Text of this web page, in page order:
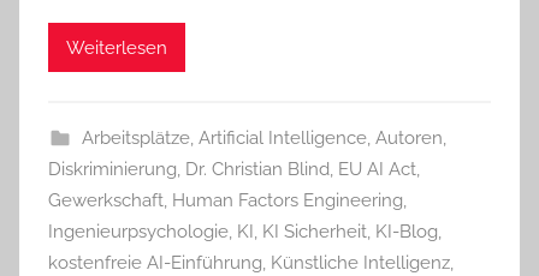
Weiterlesen
Arbeitsplätze, Artificial Intelligence, Autoren,
Diskriminierung, Dr. Christian Blind, EU AI Act,
Gewerkschaft, Human Factors Engineering,
Ingenieurpsychologie, KI, KI Sicherheit, KI-Blog,
kostenfreie AI-Einführung, Künstliche Intelligenz,